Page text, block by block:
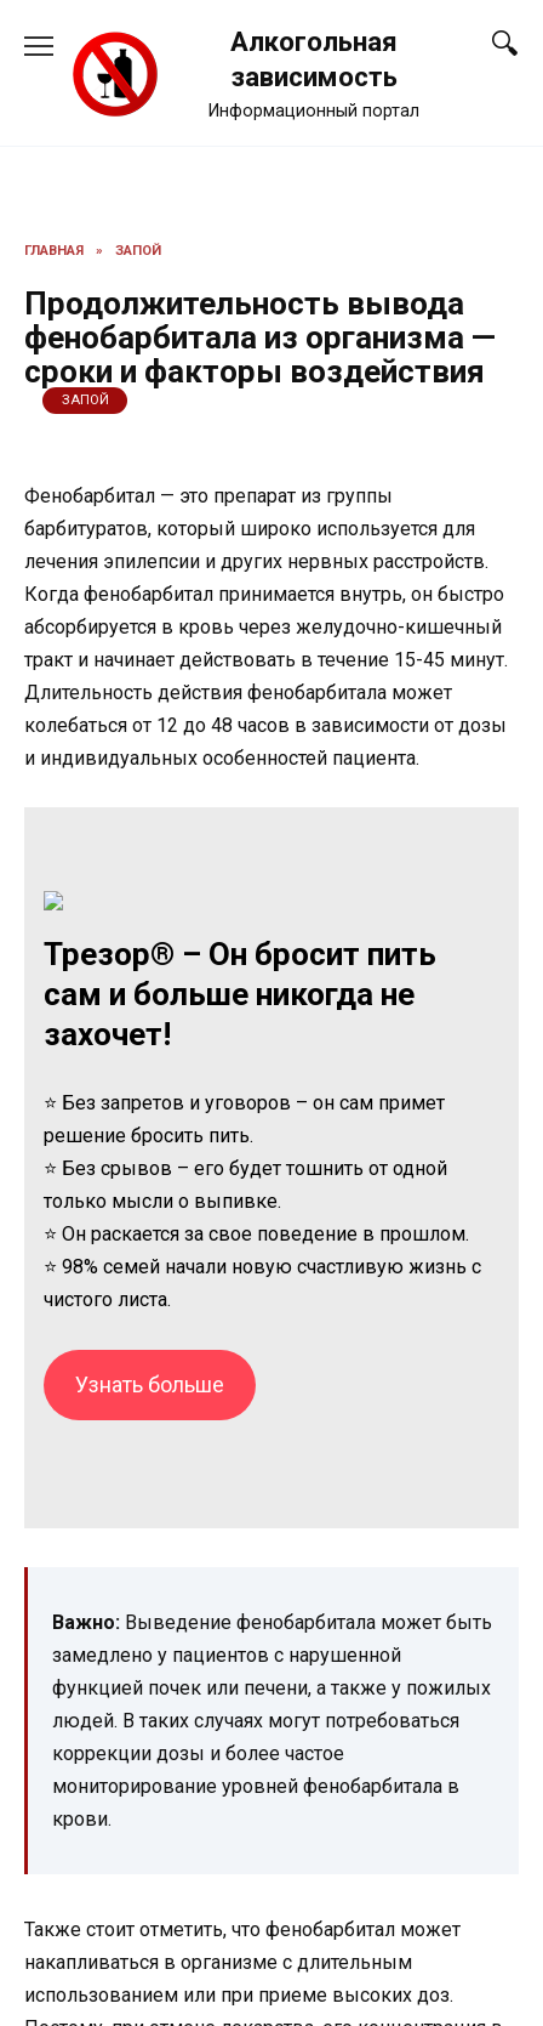
содержанию
Алкогольная
зависимость
Информационный портал
ГЛАВНАЯ » ЗАПОЙ
Продолжительность вывода
фенобарбитала из организма —
сроки и факторы воздействия
ЗАПОЙ
Фенобарбитал — это препарат из группы
барбитуратов, который широко используется для
лечения эпилепсии и других нервных расстройств.
Когда фенобарбитал принимается внутрь, он быстро
абсорбируется в кровь через желудочно-кишечный
тракт и начинает действовать в течение 15-45 минут.
Длительность действия фенобарбитала может
колебаться от 12 до 48 часов в зависимости от дозы
и индивидуальных особенностей пациента.
Трезор® – Он бросит пить
сам и больше никогда не
захочет!
⭐ Без запретов и уговоров – он сам примет
решение бросить пить.
⭐ Без срывов – его будет тошнить от одной
только мысли о выпивке.
⭐ Он раскается за свое поведение в прошлом.
⭐ 98% семей начали новую счастливую жизнь с
чистого листа.
Узнать больше
Важно: Выведение фенобарбитала может быть
замедлено у пациентов с нарушенной
функцией почек или печени, а также у пожилых
людей. В таких случаях могут потребоваться
коррекции дозы и более частое
мониторирование уровней фенобарбитала в
крови.
Также стоит отметить, что фенобарбитал может
накапливаться в организме с длительным
использованием или при приеме высоких доз.